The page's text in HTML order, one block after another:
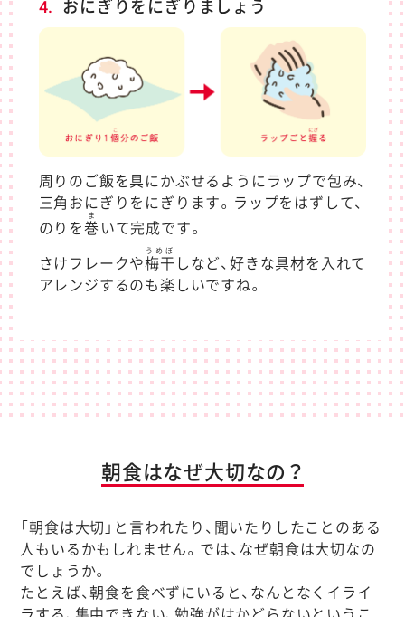
4. おにぎりをにぎりましょう
周りのご飯を具にかぶせるようにラップで包み、
三角おにぎりをにぎります。ラップをはずして、
のりを巻
ま
いて完成です。
さけフレークや梅干
うめぼ
しなど、好きな具材を入れて
アレンジするのも楽しいですね。
朝食はなぜ大切なの？
「朝食は大切」と言われたり、聞いたりしたことのある
人もいるかもしれません。では、なぜ朝食は大切なの
でしょうか。
たとえば、朝食を食べずにいると、なんとなくイライ